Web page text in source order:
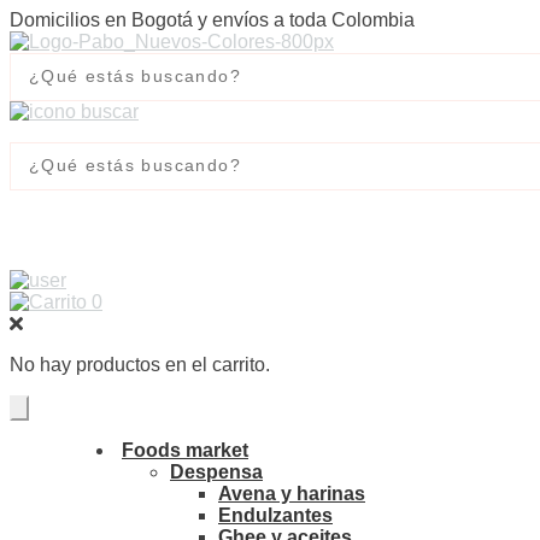
Domicilios en Bogotá y envíos a toda Colombia
0
No hay productos en el carrito.
Foods market
Despensa
Avena y harinas
Endulzantes